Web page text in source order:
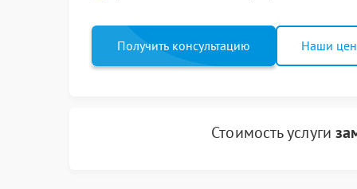
Получить консультацию Наши
Стоимость услуги